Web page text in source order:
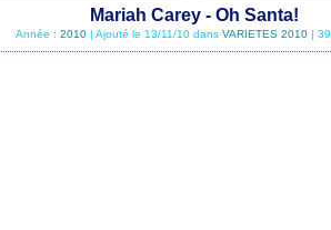
Mariah Carey - Oh Santa!
Année : 2010 | Ajouté le 13/11/10 dans VARIETES 2010 |